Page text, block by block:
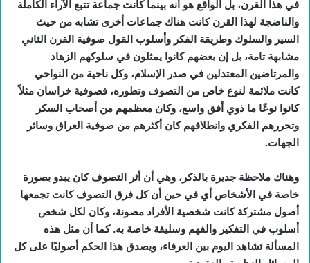
في هذا القرن، بل الواقع هو أنه بينما كانت جماعة تتبع الآراء الكاملة
والناضجة لهذا القرن كانت هناك جماعات أخرى تشابه من حيث
السير والسلوك وطريقة الفكر وأسلوب القول صوفية القرن الثاني
مشابهة تامة، بل إن بعضهم كانوا يمثلون في سلوكهم الزهاد
والمرتاضين المعتدلين في صدر الإسلام، وكل ناحية من النواحي
كانت ملائمة لنوع خاص من التصوف وتطوره، فصوفية خراسان مثلاً
كانوا نوعًا ما ذوي أفق واسع، وكان معظمهم من أصحاب السكر
وتحررهم الفكري وانطلاقهم كان أكثرهم من صوفية العراق وسائر
الجهات.
وهناك ملاحظة جديرة بالذكر، وهي أن أثر التصوف كان يبدو بصورة
خاصة في الأشخاص أي في حين أن كل فرق التصوف كانت تجمعها
أصول مشتركة كانت شخصية الأفراد مصونة، وكان لكل شخص
أسلوب في التفكير والفهم وسليقة خاصة به. كما أن مثل هذه
المسألة تشاهد اليوم بين العرفاء، ويصدق هذا الحكم أصوليًا على كل